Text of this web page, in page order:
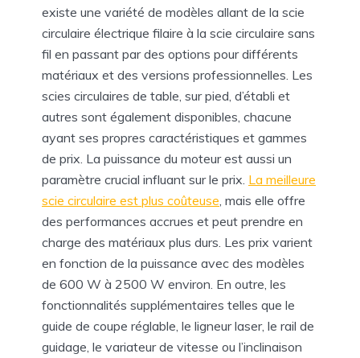
existe une variété de modèles allant de la scie
circulaire électrique filaire à la scie circulaire sans
fil en passant par des options pour différents
matériaux et des versions professionnelles. Les
scies circulaires de table, sur pied, d’établi et
autres sont également disponibles, chacune
ayant ses propres caractéristiques et gammes
de prix. La puissance du moteur est aussi un
paramètre crucial influant sur le prix. La meilleure
scie circulaire est plus coûteuse , mais elle offre
des performances accrues et peut prendre en
charge des matériaux plus durs. Les prix varient
en fonction de la puissance avec des modèles
de 600 W à 2500 W environ. En outre, les
fonctionnalités supplémentaires telles que le
guide de coupe réglable, le ligneur laser, le rail de
guidage, le variateur de vitesse ou l’inclinaison